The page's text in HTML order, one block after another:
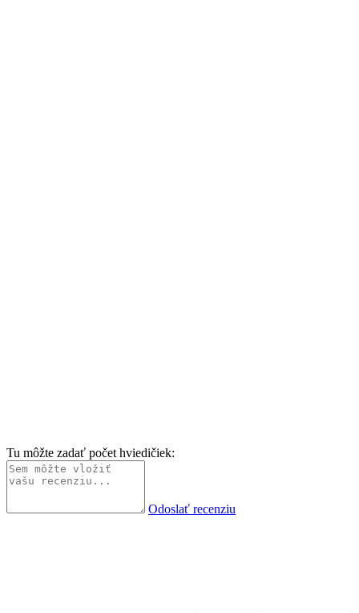
Tu môžte zadať počet hviedičiek:
Odoslať recenziu